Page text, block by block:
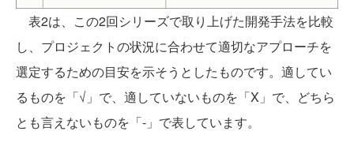
表2は、この2回シリーズで取り上げた開発手法を比較
し、プロジェクトの状況に合わせて適切なアプローチを
選定するための目安を示そうとしたものです。適してい
るものを「√」で、適していないものを「X」で、どちら
とも言えないものを「-」で表しています。